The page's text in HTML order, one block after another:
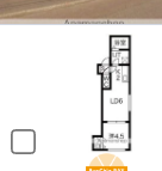
BunChinPAY